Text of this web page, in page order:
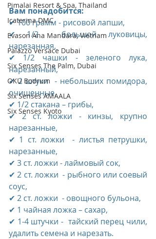
Pimalai Resort & Spa, Thailand
Icaterina DMC
Evason Ana Mandara, Vietnam
Palazzo Versace Dubai
Six Senses The Palm, Dubai
OKU Bodrum
Six Senses AMAALA
Six Senses Kyoto
Вам понадобится:
✔ 100 грамм - рисовой лапши,
✔ 1/2  большой луковицы,
нарезанная,
✔ 1/2 чашки - зеленого лука,
нарезанный,
✔ 2 штуки  - небольших помидора,
очищенные,
✔ 1/2 стакана – грибы,
✔ 2 ст. ложки - кинзы, крупно
нарезанные,
✔ 1 ст. ложки  - листья петрушки,
нарезанные,
✔ 3 ст. ложки - лаймовый сок,
✔ 2 ст. ложки  - рыбного или соевый
соус,
✔ 2 ст. ложки  - овощного бульона,
✔ 1 чайная ложка – сахар,
✔ 1-4 штучки -  тайский перец чили,
удалить семена и нарезать.